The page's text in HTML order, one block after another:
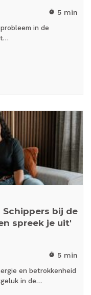
timer 5 min
in de
Schippers bij de
spreek je uit'
timer 5 min
en betrokkenheid
in de…